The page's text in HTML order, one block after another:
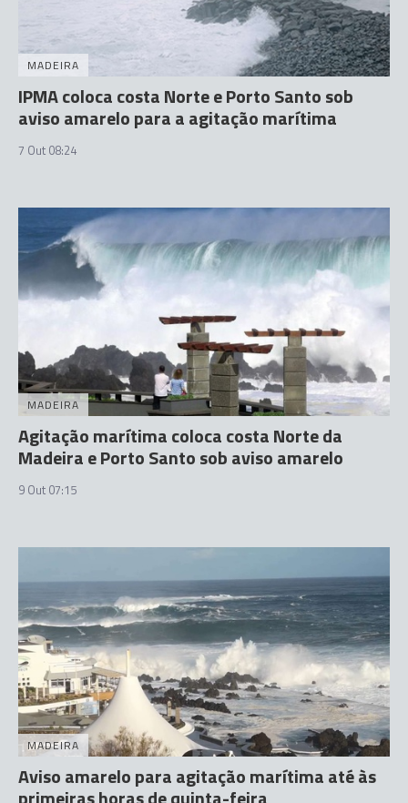
MADEIRA
IPMA coloca costa Norte e Porto Santo sob
aviso amarelo para a agitação marítima
7 Out 08:24
MADEIRA
Agitação marítima coloca costa Norte da
Madeira e Porto Santo sob aviso amarelo
9 Out 07:15
MADEIRA
Aviso amarelo para agitação marítima até às